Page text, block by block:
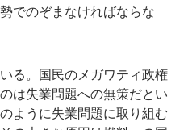
でのぞまなければならな
る。国民のメガワティ政権
は失業問題への無策だとい
ように失業問題に取り組む